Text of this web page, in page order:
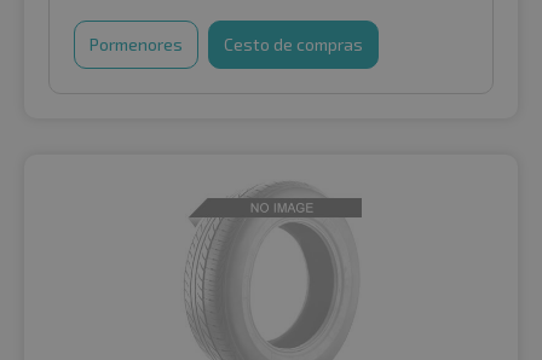
Pormenores Cesto de compras